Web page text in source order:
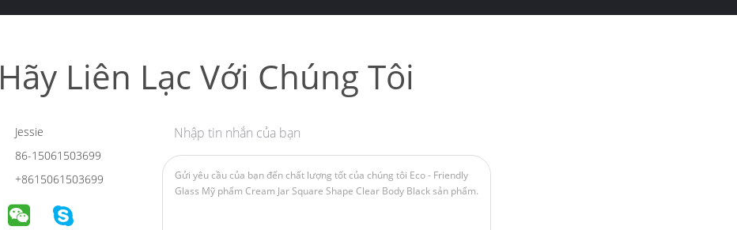
Hãy Liên Lạc Với Chúng Tôi
Jessie
86-15061503699
+8615061503699
Nhập tin nhắn của bạn